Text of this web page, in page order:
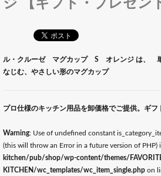
ジ 【ギフト・プレゼン
ル・クルーゼ マグカップ S オレンジ は、 単
なじむ、やさしい形のマグカップ
プロ仕様のキッチン用品を卸価格でご提供。ギフ
Warning: Use of undefined constant
(this will throw an Error in a future version of PHP)
kitchen/pub/shop/wp-content/themes/
KITCHEN/wc_templates/wc_item_single.php on